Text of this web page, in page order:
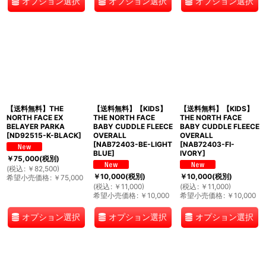
【送料無料】THE
NORTH FACE EX
BELAYER PARKA
[ND92515-K-BLACK]
￥75,000(税別)
(税込 : ￥ 82,500)
希望小売価格: ￥ 75,000
オプション選択
【送料無料】【KIDS】
THE NORTH FACE
BABY CUDDLE FLEECE
OVERALL
[NAB72403-BE-LIGHT
BLUE]
￥10,000(税別)
(税込 : ￥ 11,000)
希望小売価格: ￥ 10,000
オプション選択
【送料無料】【KIDS】
THE NORTH FACE
BABY CUDDLE FLEECE
OVERALL
[NAB72403-FI-
IVORY]
￥10,000(税別)
(税込 : ￥ 11,000)
希望小売価格: ￥ 10,000
オプション選択